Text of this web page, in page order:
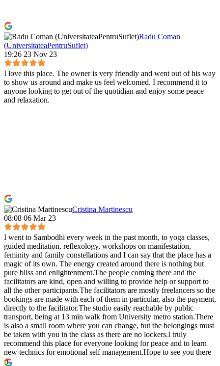
Radu Coman
(UniversitateaPentruSuflet)
19:26 23 Nov 23
I love this place. The owner is very friendly and went out of his way
to show us around and make us feel welcomed. I recommend it to
anyone looking to get out of the quotidian and enjoy some peace
and relaxation.
Cristina Martinescu
08:08 06 Mar 23
I went to Sambodhi every week in the past month, to yoga classes,
guided meditation, reflexology, workshops on manifestation,
feminity and family constellations and I can say that the place has a
magic of its own. The energy created around there is nothing but
pure bliss and enlightenment.The people coming there and the
facilitators are kind, open and willing to provide help or support to
all the other participants.The facilitators are mostly freelancers so the
bookings are made with each of them in particular, also the payment,
directly to the facilitator.The studio easily reachable by public
transport, being at 13 min walk from University metro station.There
is also a small room where you can change, but the belongings must
be taken with you in the class as there are no lockers.I truly
recommend this place for everyone looking for peace and to learn
new technics for emotional self management.Hope to see you there
:)